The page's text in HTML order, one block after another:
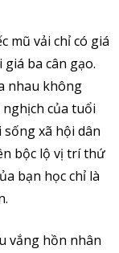
mũ vải chỉ có giá
ba cân gạo.
nhau không
của tuổi
xã hội dân
bộc lộ vị trí thứ
bạn học chỉ là
vắng hồn nhân